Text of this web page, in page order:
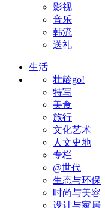
影视
音乐
韩流
送礼
生活
壮龄go!
特写
美食
旅行
文化艺术
人文史地
专栏
@世代
生态与环保
时尚与美容
设计与家居